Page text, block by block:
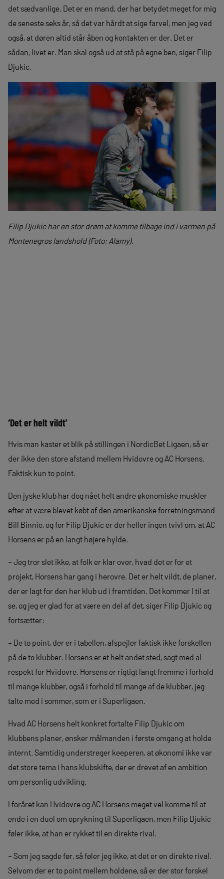
det sædvanlige. Det er en mand, der har betydet meget for mig
de seneste seks år, så det var hårdt at sige farvel, men jeg ved
også, at døren altid står åben og kontakten er der. Det er
sådan, livet er. Man skal også ud at stå på egne ben, siger Filip
Djukic.
Filip Djukic har en stor drøm at komme tilbage ind i varmen på
Montenegros landshold (Foto: Alamy).
‘Det er helt vildt’
Hvis man kaster et blik på stillingen i NordicBet Ligaen, så er
der ikke den store afstand mellem Hvidovre og AC Horsens.
Faktisk kun to point.
Den jyske klub har dog nået helt andre økonomiske muskler
efter at være blevet købt af den amerikanske forretningsmand
Bill Binnie, og for Filip Djukic er der heller ingen tvivl om, at AC
Horsens er på en langt højere hylde.
– Jeg tror slet ikke, at folk er klar over, hvad det er for et
projekt, Horsens har gang i herovre. Det er helt vildt, de planer,
der er lagt for den her klub ud i fremtiden. Det kommer I til at
se, og jeg er glad for at være en del af det, siger Filip Djukic og
fortsætter:
– De to point, der er i tabellen, afspejler faktisk ikke forskellen
på de to klubber. Horsens er et helt andet sted, sagt med al
respekt for Hvidovre. Horsens er rigtigt langt fremme i forhold
til mange klubber, også i forhold til mange af de klubber, jeg
talte med i sommer, som er i Superligaen.
Hvad AC Horsens helt konkret fortalte Filip Djukic om
klubbens planer, ønsker målmanden i første omgang at holde
internt. Samtidig understreger keeperen, at økonomi ikke var
det store tema i hans klubskifte, der er drevet af en ambition
om personlig udvikling.
I foråret kan Hvidovre og AC Horsens meget vel komme til at
ende i en duel om oprykning til Superligaen, men Filip Djukic
føler ikke, at han er rykket til en direkte rival.
– Som jeg sagde før, så føler jeg ikke, at det er en direkte rival.
Selvom der er to point mellem holdene, så er der stor forskel